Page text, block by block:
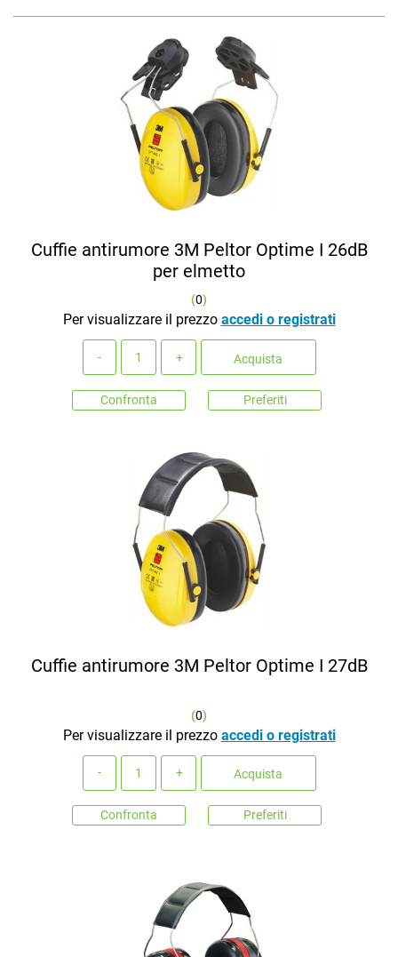
Cuffie antirumore 3M Peltor Optime I 26dB
per elmetto
(0)
Per visualizzare il prezzo accedi o registrati
Acquista
Confronta Preferiti
Cuffie antirumore 3M Peltor Optime I 27dB
(0)
Per visualizzare il prezzo accedi o registrati
Acquista
Confronta Preferiti